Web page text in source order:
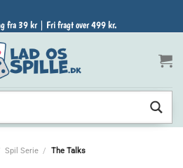
fra 39 kr | Fri fragt over 499 kr.
Spil Serie / The Talks